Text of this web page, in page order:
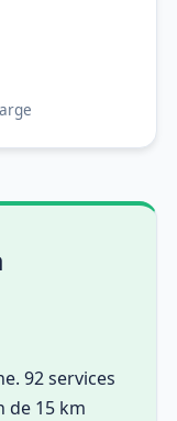
92 services
de 15 km